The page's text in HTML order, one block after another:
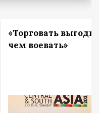
«Торговать
чем воевать»